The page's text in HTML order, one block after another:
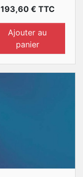
Prix
193,60 € TTC
Ajouter au
panier